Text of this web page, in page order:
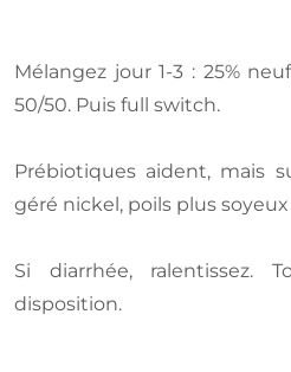
Mélangez jour 1-3 : 25%
50/50. Puis full switch.
Prébiotiques aident, mais
géré nickel, poils plus
Si diarrhée, ralentissez.
disposition.